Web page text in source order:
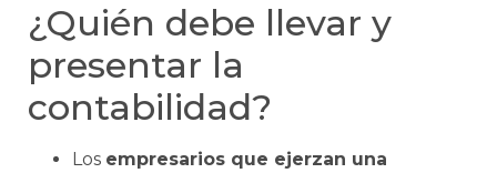
¿Quién debe llevar y
presentar la
contabilidad?
Los empresarios que ejerzan una